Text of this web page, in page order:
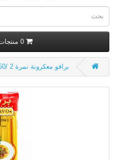
0 منتجات - ₪0.00
برافو معكرونة نمرة 2 /350غم